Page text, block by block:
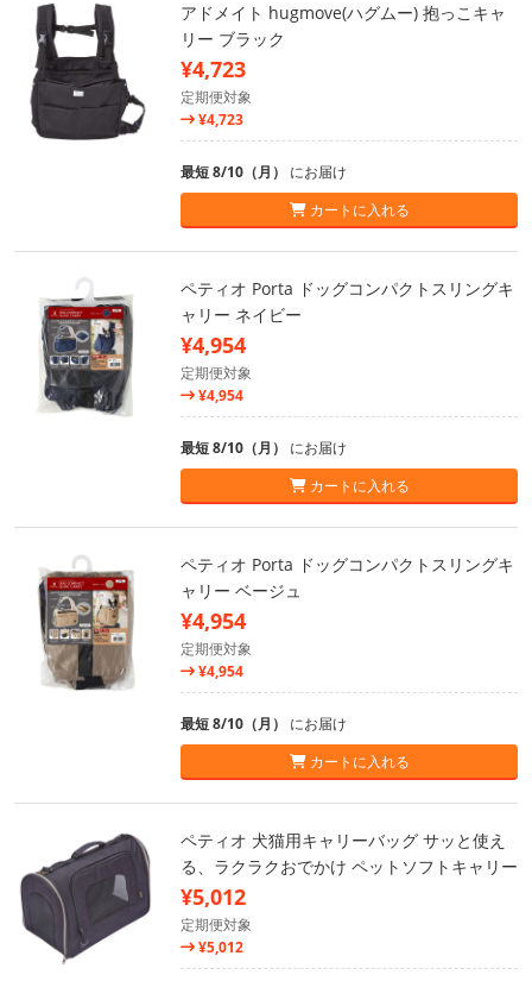
アドメイト hugmove(ハグムー) 抱っこキャ
リー ブラック
¥4,723
定期便対象
¥4,723
最短 8/10（月） にお届け
カートに入れる
ペティオ Porta ドッグコンパクトスリングキ
ャリー ネイビー
¥4,954
定期便対象
¥4,954
最短 8/10（月） にお届け
カートに入れる
ペティオ Porta ドッグコンパクトスリングキ
ャリー ベージュ
¥4,954
定期便対象
¥4,954
最短 8/10（月） にお届け
カートに入れる
ペティオ 犬猫用キャリーバッグ サッと使え
る、ラクラクおでかけ ペットソフトキャリー
¥5,012
定期便対象
¥5,012